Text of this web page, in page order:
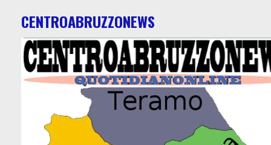
CENTROABRUZZONEWS